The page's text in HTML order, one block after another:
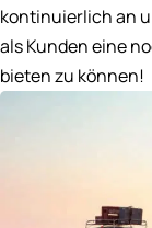
kontinuierlich an
als Kunden eine
bieten zu können!